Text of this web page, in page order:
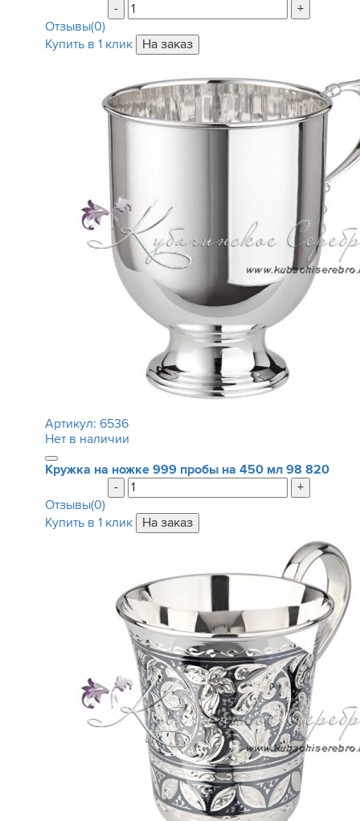
-
+
Отзывы(0)
Купить в 1 клик
Артикул: 6536
Нет в наличии
Кружка на ножке 999 пробы на 450 мл 98 820
-
+
Отзывы(0)
Купить в 1 клик